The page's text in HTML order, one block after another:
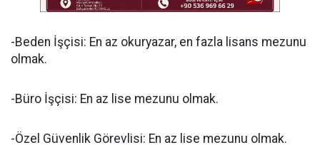
-Beden İşçisi: En az okuryazar, en fazla lisans mezunu
olmak.
-Büro İşçisi: En az lise mezunu olmak.
-Özel Güvenlik Görevlisi: En az lise mezunu olmak.